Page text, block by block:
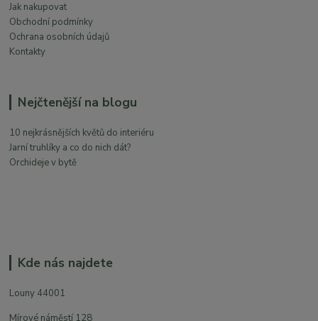
Jak nakupovat
Obchodní podmínky
Ochrana osobních údajů
Kontakty
Nejčtenější na blogu
10 nejkrásnějších květů do interiéru
Jarní truhlíky a co do nich dát?
Orchideje v bytě
Kde nás najdete
Louny 44001
Mírové náměstí 128